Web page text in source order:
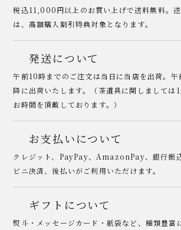
税込11,000円以上のお買い上げで送料無料。
は、高額購入割引特典対象となります。
発送について
午前10時までのご注文は当日に当店を出荷。
降に出荷いたします。（茶道具に関しましては
お時間を頂戴しております。）
お支払いについて
クレジット、PayPay、AmazonPay、銀行振
ビニ決済、後払いがご利用いただけます。
ギフトについて
熨斗・メッセージカード・紙袋など、種類豊富